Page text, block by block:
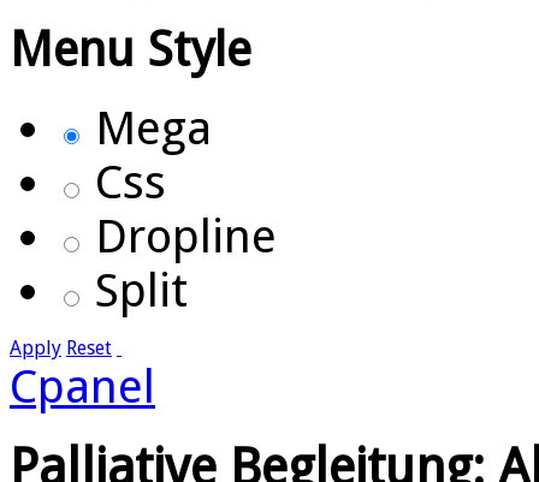
Menu Style
Mega
Css
Dropline
Split
Apply Reset
Cpanel
Palliative Begleitung: